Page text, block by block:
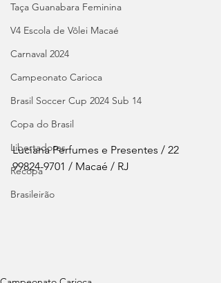
Taça Guanabara Feminina
V4 Escola de Vôlei Macaé
Carnaval 2024
Campeonato Carioca
Brasil Soccer Cup 2024 Sub 14
Copa do Brasil
Libertadores
Recopa
Brasileirão
Luciana Perfumes e Presentes / 22
99824-9701 / Macaé / RJ